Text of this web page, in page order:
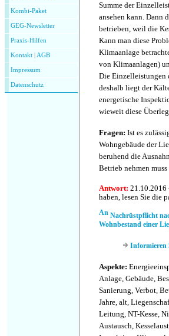
Kombi-Paket
GEG-Newsletter
Praxis-Hilfen
Kontakt AGB
Impressum
Datenschutz
Summe der
ansehen kann. Dann
betrieben, weil die
Kann man diese
Klimaanlage
von Klimaanlagen)
Die Einzelleistungen
deshalb liegt der
energetische
wieweit diese
Fragen: Ist es
Wohngebäude der
beruhend die
Betrieb nehmen
Antwort: 21.10.2016
haben, lesen Sie die
Nachrüstpflicht
Wohnbestand einer
Informieren
Aspekte:
Anlage, Gebäude,
Sanierung, Verbot,
Jahre, alt,
Leitung, NT-Kesse,
Austausch,